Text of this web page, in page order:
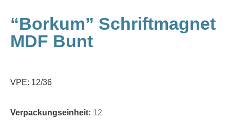
“Borkum” Schriftmagnet
MDF Bunt
VPE: 12/36
Verpackungseinheit: 12